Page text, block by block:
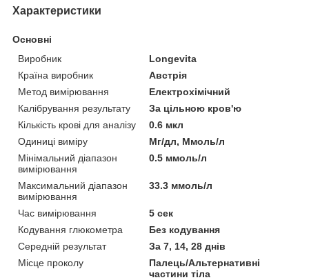
Характеристики
Основні
Виробник
Longevita
Країна виробник
Австрія
Метод вимірювання
Електрохімічний
Калібрування результату
За цільною кров'ю
Кількість крові для аналізу
0.6 мкл
Одиниці виміру
Мг/дл, Ммоль/л
Мінімальний діапазон
вимірювання
0.5 ммоль/л
Максимальний діапазон
вимірювання
33.3 ммоль/л
Час вимірювання
5 сек
Кодування глюкометра
Без кодування
Середній результат
За 7, 14, 28 днів
Місце проколу
Палець/Альтернативні
частини тіла